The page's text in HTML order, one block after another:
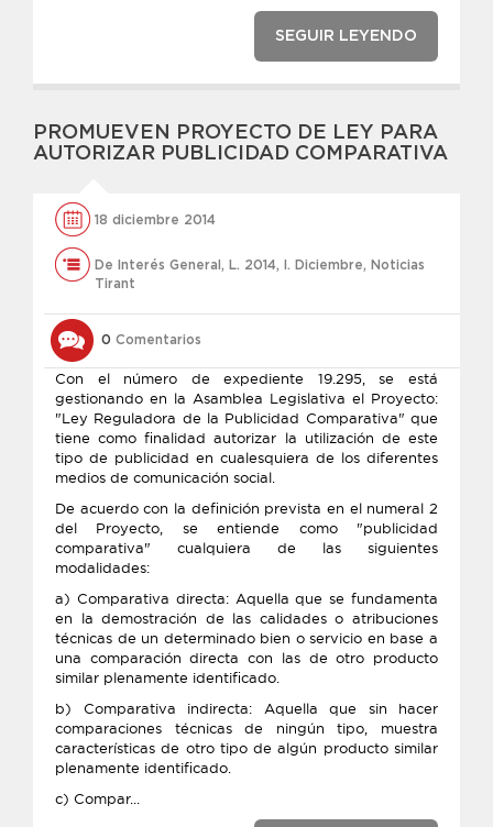
SEGUIR LEYENDO
PROMUEVEN PROYECTO DE LEY PARA
AUTORIZAR PUBLICIDAD COMPARATIVA
18 diciembre 2014
De Interés General , L. 2014, l. Diciembre, Noticias
Tirant
0 Comentarios
Con el número de expediente 19.295, se está
gestionando en la Asamblea Legislativa el Proyecto:
"Ley Reguladora de la Publicidad Comparativa" que
tiene como finalidad autorizar la utilización de este
tipo de publicidad en cualesquiera de los diferentes
medios de comunicación social.
De acuerdo con la definición prevista en el numeral 2
del Proyecto, se entiende como "publicidad
comparativa" cualquiera de las siguientes
modalidades:
a) Comparativa directa: Aquella que se fundamenta
en la demostración de las calidades o atribuciones
técnicas de un determinado bien o servicio en base a
una comparación directa con las de otro producto
similar plenamente identificado.
b) Comparativa indirecta: Aquella que sin hacer
comparaciones técnicas de ningún tipo, muestra
características de otro tipo de algún producto similar
plenamente identificado.
c) Compar...